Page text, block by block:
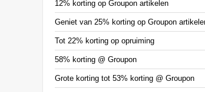
12% korting op Groupon artikelen
Geniet van 25% korting op Groupon
Tot 22% korting op opruiming
58% korting @ Groupon
Grote korting tot 53% korting @ Groupon